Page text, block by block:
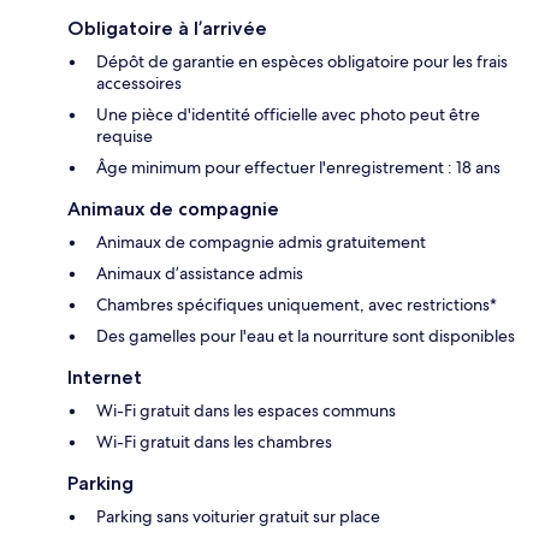
Obligatoire à l’arrivée
Dépôt de garantie en espèces obligatoire pour les frais
accessoires
Une pièce d'identité officielle avec photo peut être
requise
Âge minimum pour effectuer l'enregistrement : 18 ans
Animaux de compagnie
Animaux de compagnie admis gratuitement
Animaux d’assistance admis
Chambres spécifiques uniquement, avec restrictions*
Des gamelles pour l'eau et la nourriture sont disponibles
Internet
Wi-Fi gratuit dans les espaces communs
Wi-Fi gratuit dans les chambres
Parking
Parking sans voiturier gratuit sur place